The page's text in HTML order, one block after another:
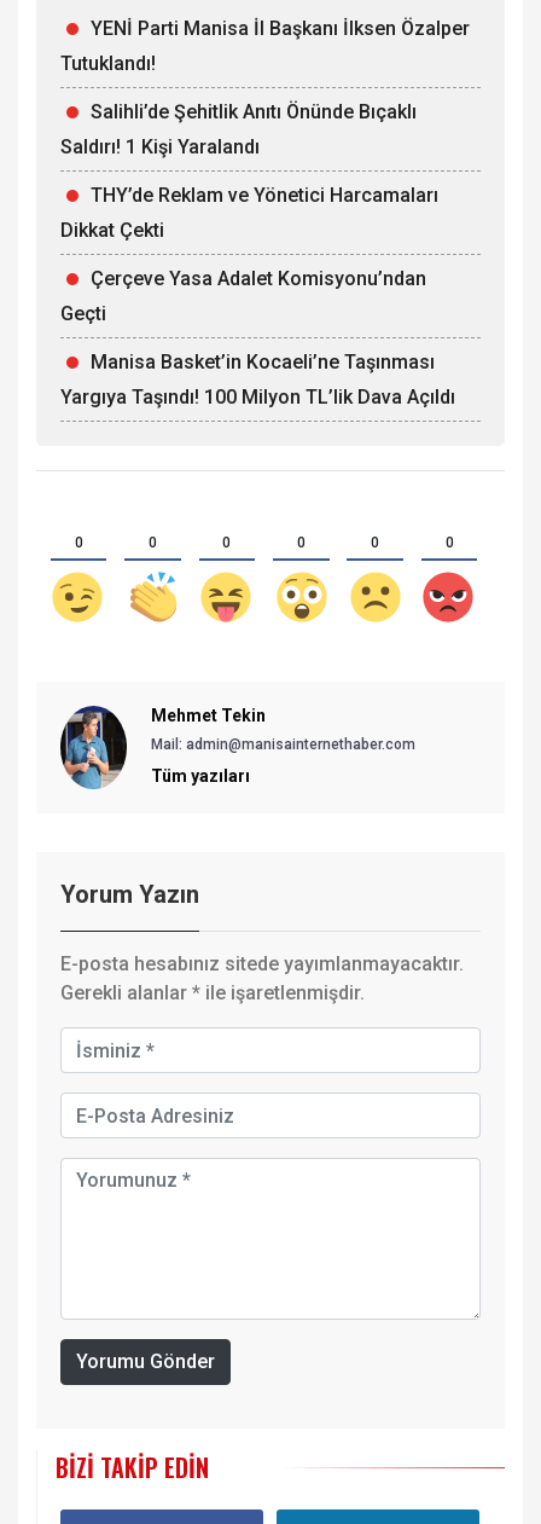
YENİ Parti Manisa İl Başkanı İlksen Özalper
Tutuklandı!
Salihli’de Şehitlik Anıtı Önünde Bıçaklı
Saldırı! 1 Kişi Yaralandı
THY’de Reklam ve Yönetici Harcamaları
Dikkat Çekti
Çerçeve Yasa Adalet Komisyonu’ndan
Geçti
Manisa Basket’in Kocaeli’ne Taşınması
Yargıya Taşındı! 100 Milyon TL’lik Dava Açıldı
0 0 0 0 0 0
Mehmet Tekin
Mail: admin@manisainternethaber.com
Tüm yazıları
Yorum Yazın
E-posta hesabınız sitede yayımlanmayacaktır.
Gerekli alanlar * ile işaretlenmişdir.
Yorumu Gönder
BIZI TAKIP EDIN